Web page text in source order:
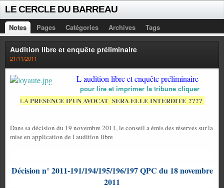
LE CERCLE DU BARREAU
Notes Pages Catégories Archives Tags
Audition libre et enquête préliminaire
21/11/2011
L audition libre et enquête préliminaire
pour lire et imprimer la tribune cliquer
LAPRESENCE D'UN AVOCAT SERA ELLE INTERDITE ????
Dans sa décision du 19 novembre 2011, le conseil a émis des réserves sur la
mise en application de l audition libre
Décision n° 2011-191/194/195/196/197 QPC du 18 novembre
2011